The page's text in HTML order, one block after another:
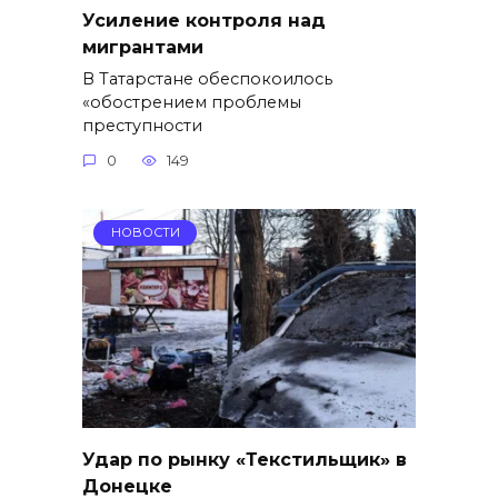
Усиление контроля над
мигрантами
В Татарстане обеспокоилось
«обострением проблемы
преступности
0 149
НОВОСТИ
Удар по рынку «Текстильщик» в
Донецке